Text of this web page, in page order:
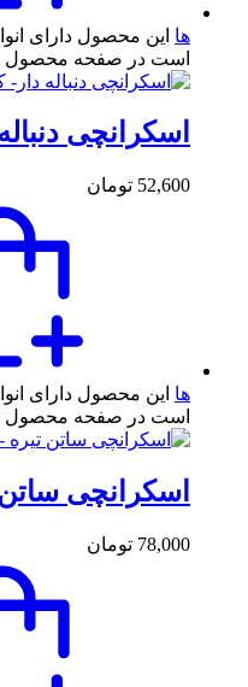
ها این محصول دارای
است در صفحه محصول
اسکرانچی دنباله
52,600 تومان
ها این محصول دارای
است در صفحه محصول
اسکرانچی ساتن
78,000 تومان